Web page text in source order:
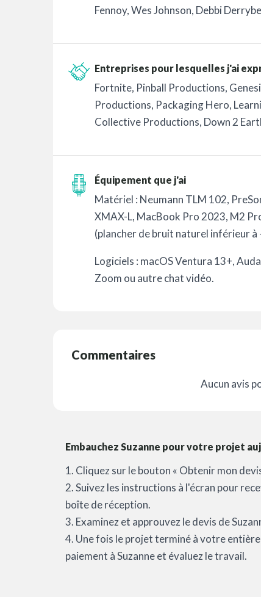
Fennoy, Wes Johnson, Debbi
Entreprises pour lesquelles j'ai
Fortnite, Pinball Productions,
Productions, Packaging Hero,
Collective Productions, Down 2
Équipement que j'ai
Matériel : Neumann TLM 102,
XMAX-L, MacBook Pro 2023, M2
(plancher de bruit naturel inférieur à
Logiciels : macOS Ventura 13+,
Zoom ou autre chat vidéo.
Commentaires
Aucun avis
Embauchez Suzanne pour votre projet
1. Cliquez sur le bouton « Obtenir mon
2. Suivez les instructions à l'écran pour
boîte de réception.
3. Examinez et approuvez le devis de
4. Une fois le projet terminé à votre
paiement à Suzanne et évaluez le travail.